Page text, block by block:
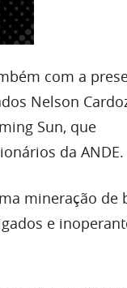
com a
Nelson
Sun, que
da ANDE.
mineração de
e